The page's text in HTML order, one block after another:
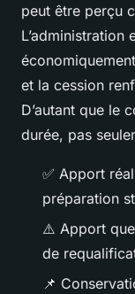
peut être perçu
et la cession
D’autant que le
durée, pas
✅ Apport
préparation
⚠️ Apport
de
📌